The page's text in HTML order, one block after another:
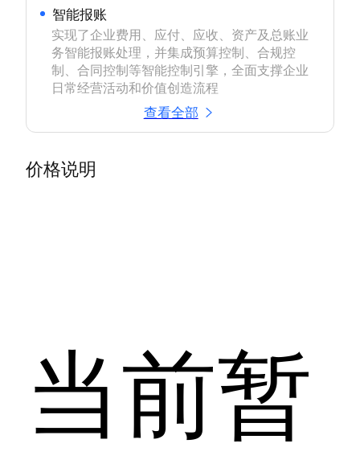
智能报账
实现了企业费用、应付、应收、资产及总账业
务智能报账处理，并集成预算控制、合规控
制、合同控制等智能控制引擎，全面支撑企业
日常经营活动和价值创造流程
查看全部
价格说明
当前暂